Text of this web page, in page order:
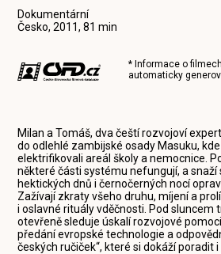
Dokumentární
Česko, 2011, 81 min
* Informace o
automaticky
Milan a Tomáš, dva čeští rozvojoví
do odlehlé zambijské osady Masuku,
elektrifikovali areál školy a nemocnice.
některé části systému nefungují, a snaží
hektických dnů i černočerných nocí
Zažívají zkraty všeho druhu, míjení a
i oslavné rituály vděčnosti. Pod sluncem
otevřeně sleduje úskalí rozvojové
předání evropské technologie a
českých ručiček“, které si dokáží poradit